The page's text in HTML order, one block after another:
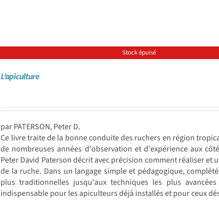
Stock épuisé
L’apiculture
par PATERSON, Peter D.
Ce livre traite de la bonne conduite des ruchers en région
de nombreuses années d'observation et d'expérience aux
Peter David Paterson décrit avec précision comment réaliser
de la ruche. Dans un langage simple et pédagogique,
plus traditionnelles jusqu'aux techniques les plus
indispensable pour les apiculteurs déjà installés et pour ceux